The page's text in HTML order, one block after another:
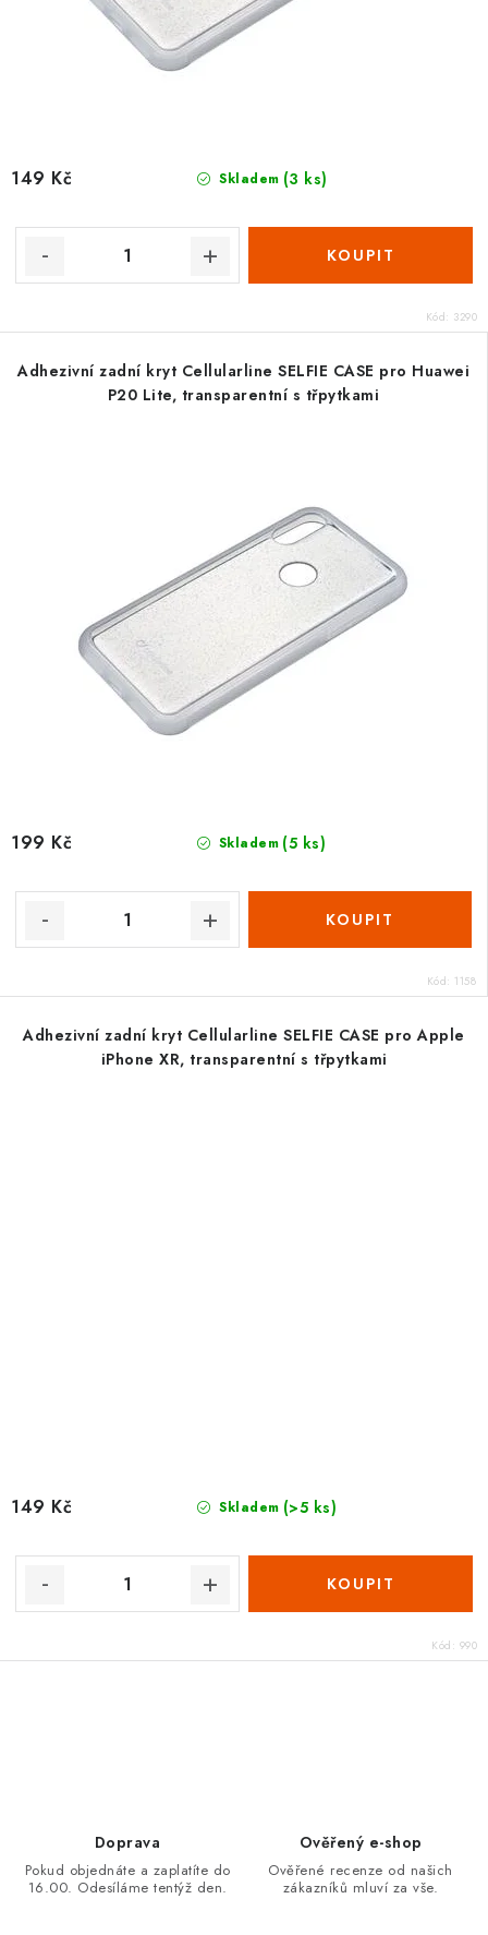
Skladem (3 ks)
149 Kč
Kód: 3290
Adhezivní zadní kryt Cellularline SELFIE CASE pro Huawei
P20 Lite, transparentní s třpytkami
Skladem (5 ks)
199 Kč
Kód: 1158
Adhezivní zadní kryt Cellularline SELFIE CASE pro Apple
iPhone XR, transparentní s třpytkami
Skladem (>5 ks)
149 Kč
Kód: 990
Doprava
Pokud objednáte a zaplatíte do
16.00. Odesíláme tentýž den.
Ověřený e-shop
Ověřené recenze od našich
zákazníků mluví za vše.